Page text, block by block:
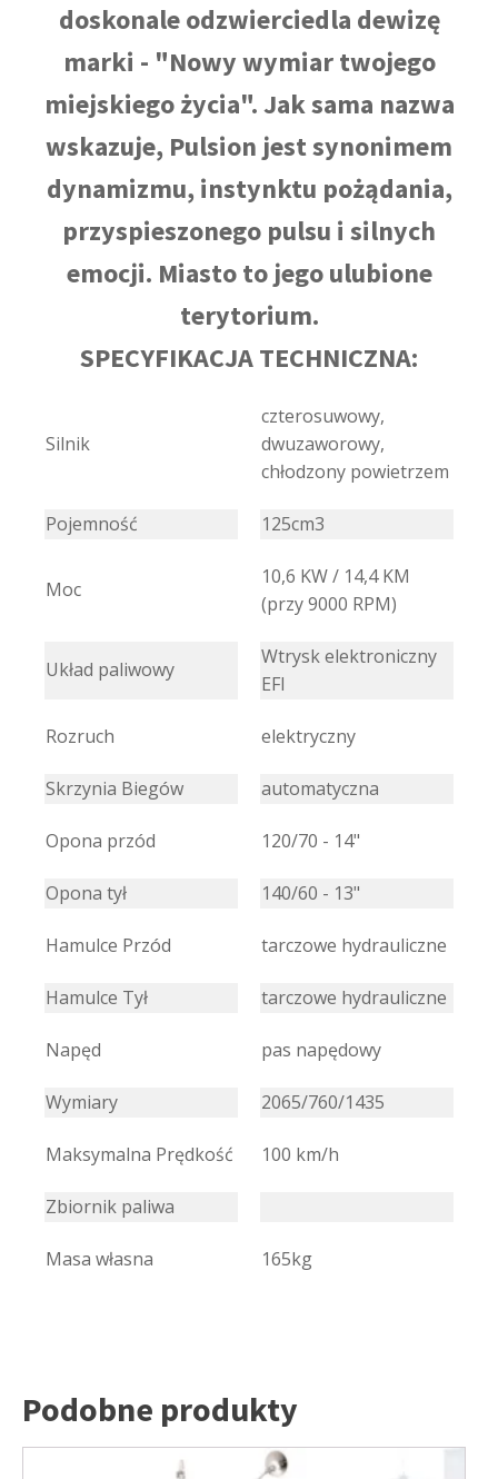
doskonale odzwierciedla dewizę
marki - "Nowy wymiar twojego
miejskiego życia". Jak sama nazwa
wskazuje, Pulsion jest synonimem
dynamizmu, instynktu pożądania,
przyspieszonego pulsu i silnych
emocji. Miasto to jego ulubione
terytorium.
SPECYFIKACJA TECHNICZNA:
Silnik
czterosuwowy,
dwuzaworowy,
chłodzony powietrzem
Pojemność 125cm3
Moc
10,6 KW / 14,4 KM
(przy 9000 RPM)
Układ paliwowy
Wtrysk elektroniczny
EFI
Rozruch elektryczny
Skrzynia Biegów automatyczna
Opona przód 120/70 - 14"
Opona tył 140/60 - 13"
Hamulce Przód tarczowe hydrauliczne
Hamulce Tył tarczowe hydrauliczne
Napęd pas napędowy
Wymiary 2065/760/1435
Maksymalna Prędkość 100 km/h
Zbiornik paliwa
Masa własna 165kg
Podobne produkty